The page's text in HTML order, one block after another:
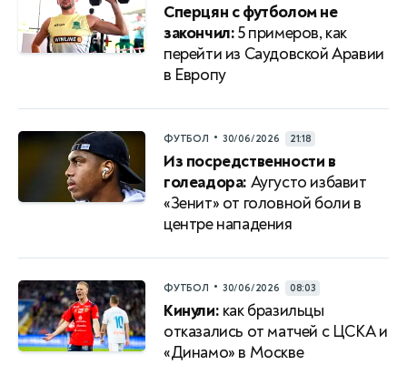
Сперцян с футболом не
закончил:5 примеров, как
перейти из Саудовской Аравии
в Европу
ФУТБОЛ • 30/06/2026 21:18
Из посредственности в
голеадора: Аугусто избавит
«Зенит» от головной боли в
центре нападения
ФУТБОЛ • 30/06/2026 08:03
Кинули: как бразильцы
отказались от матчей с ЦСКА и
«Динамо» в Москве